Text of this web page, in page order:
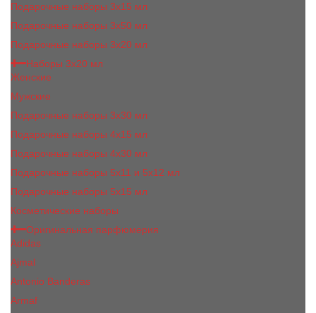
Подарочные наборы 3х15 мл
Подарочные наборы 3x50 мл
Подарочные наборы 3x20 мл
Наборы 3х20 мл
Женские
Мужские
Подарочные наборы 3х30 мл
Подарочные наборы 4x15 мл
Подарочные наборы 4x30 мл
Подарочные наборы 5x11 и 5х12 мл
Подарочные наборы 5x15 мл
Косметические наборы
Оригинальная парфюмерия
Adidas
Ajmal
Antonio Banderas
Armaf